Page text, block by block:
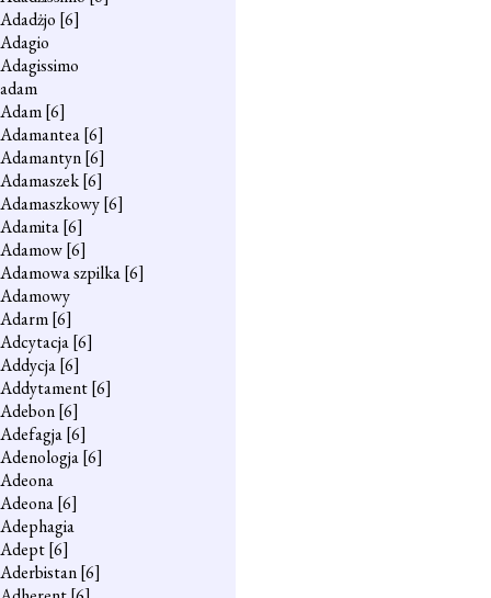
Adadżjo [6]
Adagio
Adagissimo
adam
Adam[6]
Adamantea[6]
Adamantyn[6]
Adamaszek[6]
Adamaszkowy[6]
Adamita[6]
Adamow[6]
Adamowa szpilka[6]
Adamowy
Adarm[6]
Adcytacja[6]
Addycja[6]
Addytament[6]
Adebon[6]
Adefagja[6]
Adenologja[6]
Adeona
Adeona[6]
Adephagia
Adept[6]
Aderbistan[6]